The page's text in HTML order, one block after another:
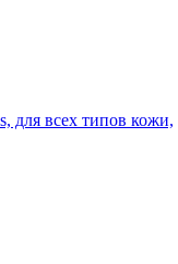
для всех типов кожи,